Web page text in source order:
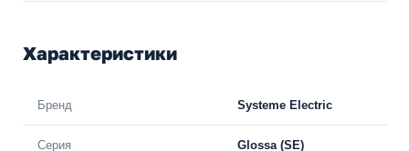
Характеристики
Бренд Systeme Electric
Серия Glossa (SE)